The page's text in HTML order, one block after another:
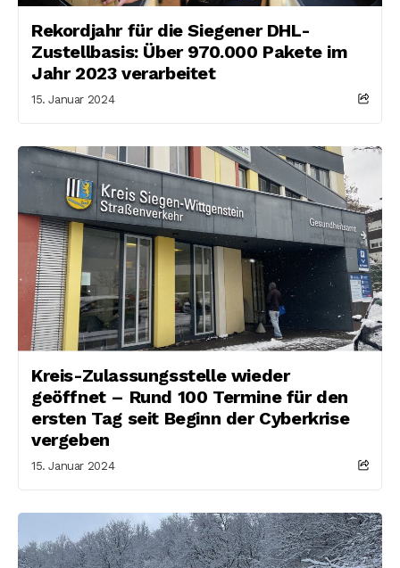
Rekordjahr für die Siegener DHL-
Zustellbasis: Über 970.000 Pakete im
Jahr 2023 verarbeitet
15. Januar 2024
Kreis-Zulassungsstelle wieder
geöffnet – Rund 100 Termine für den
ersten Tag seit Beginn der Cyberkrise
vergeben
15. Januar 2024